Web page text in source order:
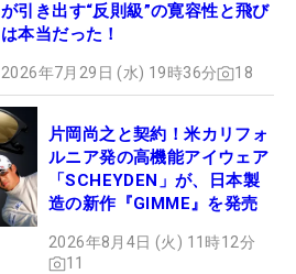
が引き出す“反則級”の寛容性と飛び
は本当だった！
2026年7月29日 (水) 19時36分 18
片岡尚之と契約！米カリフォ
ルニア発の高機能アイウェア
「SCHEYDEN」が、日本製
造の新作『GIMME』を発売
2026年8月4日 (火) 11時12分
11